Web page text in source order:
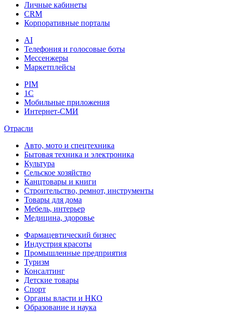
Личные кабинеты
CRM
Корпоративные порталы
AI
Телефония и голосовые боты
Мессенжеры
Маркетплейсы
PIM
1C
Мобильные приложения
Интернет-СМИ
Отрасли
Авто, мото и спецтехника
Бытовая техника и электроника
Культура
Сельское хозяйство
Канцтовары и книги
Строительство, ремнот, инструменты
Товары для дома
Мебель, интерьер
Медицина, здоровье
Фармацевтический бизнес
Индустрия красоты
Промышленные предприятия
Туризм
Консалтинг
Детские товары
Спорт
Органы власти и НКО
Образование и наука